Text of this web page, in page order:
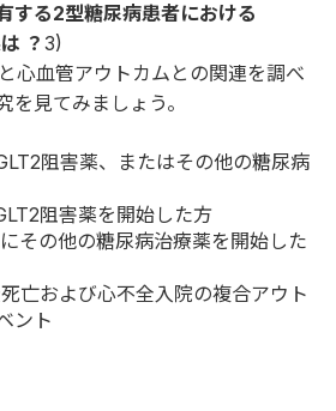
する2型糖尿病患者における
？ 3)
心血管アウトカムとの関連を調べ
を見てみましょう。
阻害薬、またはその他の糖尿病
阻害薬を開始した方
その他の糖尿病治療薬を開始した
亡および心不全入院の複合アウト
ント